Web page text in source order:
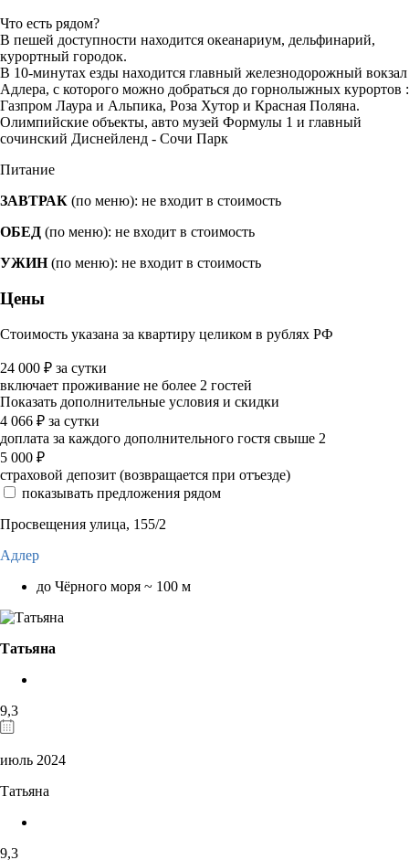
Что есть рядом?
В пешей доступности находится океанариум, дельфинарий,
курортный городок.
В 10-минутах езды находится главный железнодорожный вокзал
Адлера, с которого можно добраться до горнолыжных курортов :
Газпром Лаура и Альпика, Роза Хутор и Красная Поляна.
Олимпийские объекты, авто музей Формулы 1 и главный
сочинский Диснейленд - Сочи Парк
Питание
ЗАВТРАК (по меню): не входит в стоимость
ОБЕД (по меню): не входит в стоимость
УЖИН(по меню): не входит в стоимость
Цены
Стоимость указана за квартиру целиком в рублях РФ
24 000 ₽ за сутки
включает проживание не более 2 гостей
Показать дополнительные условия и скидки
4 066 ₽ за сутки
доплата за каждого дополнительного гостя свыше 2
5 000 ₽
страховой депозит (возвращается при отъезде)
показывать предложения рядом
Просвещения улица, 155/2
Адлер
до Чёрного моря ~ 100 м
Татьяна
9,3
июль 2024
Татьяна
9,3